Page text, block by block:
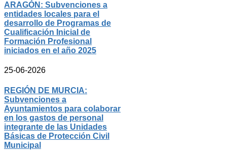
ARAGÓN: Subvenciones a
entidades locales para el
desarrollo de Programas de
Cualificación Inicial de
Formación Profesional
iniciados en el año 2025
25-06-2026
REGIÓN DE MURCIA:
Subvenciones a
Ayuntamientos para colaborar
en los gastos de personal
integrante de las Unidades
Básicas de Protección Civil
Municipal